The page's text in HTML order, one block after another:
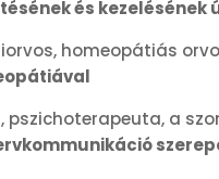
és kezelésének
homeopátiás
pszichoterapeuta, a